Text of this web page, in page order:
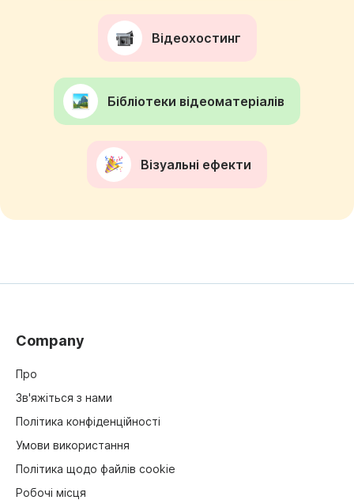
Відеохостинг
Бібліотеки відеоматеріалів
Візуальні ефекти
Company
Про
Зв'яжіться з нами
Політика конфіденційності
Умови використання
Політика щодо файлів cookie
Робочі місця